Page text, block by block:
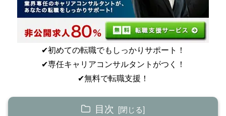
✔︎初めての転職でもしっかりサポート！
✔︎専任キャリアコンサルタントがつく！
✔︎無料で転職支援！
目次